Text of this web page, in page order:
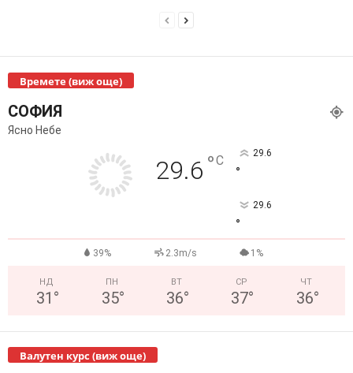
Времете (виж още)
СОФИЯ
Ясно Небе
29.6 °C 29.6
°
29.6
°
39% 2.3m/s 1%
НД
31 °
ПН
35°
ВТ
36°
СР
37°
ЧТ
36°
Валутен курс (виж още)